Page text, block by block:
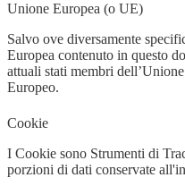
Unione Europea (o UE)
Salvo ove diversamente
Europea contenuto in questo
attuali stati membri
Europeo.
Cookie
I Cookie sono Strumenti di
porzioni di dati conservate